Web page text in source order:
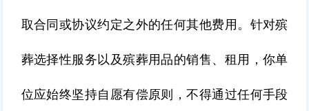
取合同或协议约定之外的任何其他费用。针对殡
葬选择性服务以及殡葬用品的销售、租用，你单
位应始终坚持自愿有偿原则，不得通过任何手段